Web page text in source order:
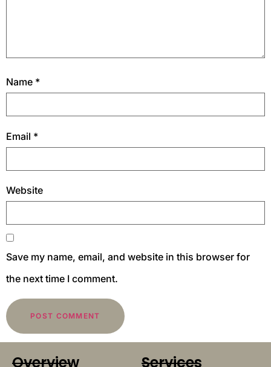
Name *
Email *
Website
Save my name, email, and website in this browser for
the next time I comment.
Overview Services